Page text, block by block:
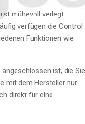
mühevoll verlegt
verfügen die Control
Funktionen wie
ist, die Sie
mit dem Hersteller nur
direkt für eine